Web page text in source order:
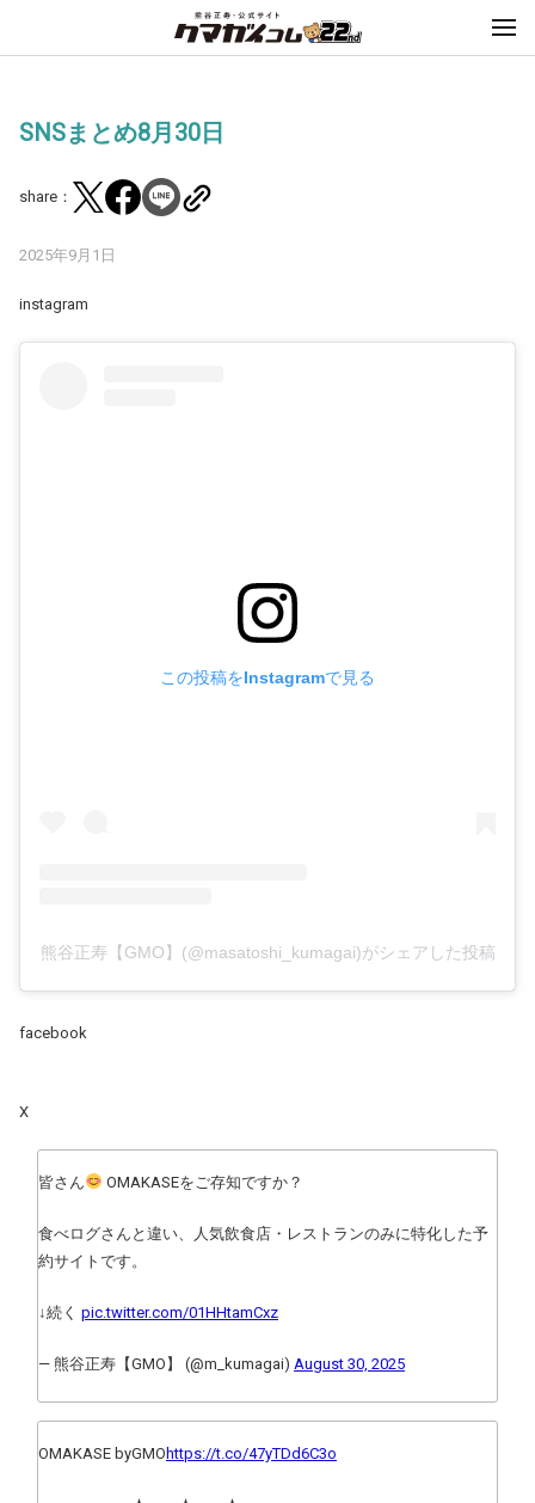
SNSまとめ8月30日
share：
2025年9月1日
instagram
この投稿をInstagramで見る
熊谷正寿【GMO】(@masatoshi_kumagai)がシェアした投稿
facebook
X
皆さん OMAKASEをご存知ですか？
食べログさんと違い、人気飲食店・レストランのみに特化した予
約サイトです。
↓続く pic.twitter.com/01HHtamCxz
— 熊谷正寿【GMO】 (@m_kumagai) August 30, 2025
OMAKASE byGMO https://t.co/47yTDd6C3o